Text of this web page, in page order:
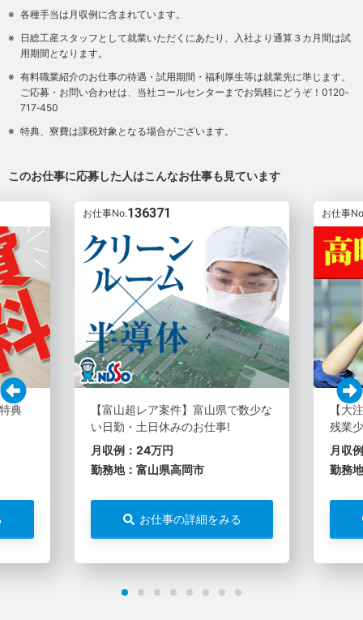
各種手当は月収例に含まれています。
日総工産スタッフとして就業いただくにあたり、入社より通算３カ月間は試
用期間となります。
有料職業紹介のお仕事の待遇・試用期間・福利厚生等は就業先に準じます。
ご応募・お問い合わせは、当社コールセンターまでお気軽にどうぞ！0120‐
717‐450
特典、寮費は課税対象となる場合がございます。
このお仕事に応募した人はこんなお仕事も見ています
典
お仕事No.136371
【富山超レア案件】富山県で数少な
い日勤・土日休みのお仕事!
月収例：24万円
勤務地：富山県高岡市
お仕事の詳細をみる
お仕事
【大
残業
月収
勤務